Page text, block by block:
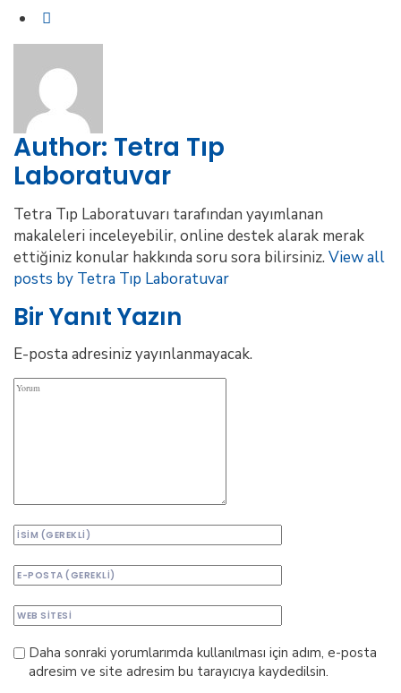
Author: Tetra Tıp
Laboratuvar
Tetra Tıp Laboratuvarı tarafından yayımlanan
makaleleri inceleyebilir, online destek alarak merak
ettiğiniz konular hakkında soru sora bilirsiniz. View all
posts by Tetra Tıp Laboratuvar
Bir Yanıt Yazın
E-posta adresiniz yayınlanmayacak.
Daha sonraki yorumlarımda kullanılması için adım, e-posta
adresim ve site adresim bu tarayıcıya kaydedilsin.